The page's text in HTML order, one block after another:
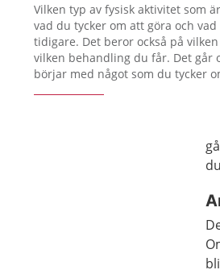
Vilken typ av fysisk aktivitet som
vad du tycker om att göra och
tidigare. Det beror också på
vilken behandling du får. Det går
börjar med något som du tycker